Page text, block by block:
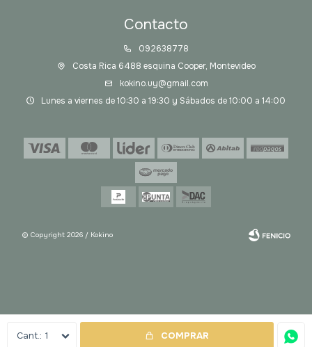
1 COMPRAR
Contacto
092638778
Costa Rica 6488 esquina Cooper, Montevideo
kokino.uy@gmail.com
Lunes a viernes de 10:30 a 19:30 y Sábados de 10:00 a 14:00
© Copyright 2026 / Kokino